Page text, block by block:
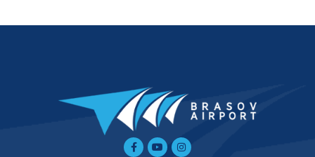
Facebook-
f
YoutubeInstagram
Tiktok